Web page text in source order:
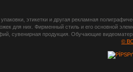
этикетки и другая рекламная
для них. Фирменный стиль и его основной
сувенирная продукция. Обучающие
©